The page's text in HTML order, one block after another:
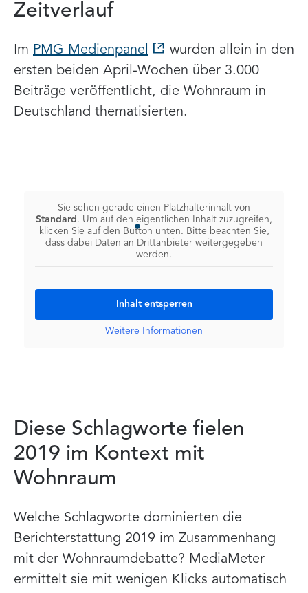
Zeitverlauf
Im PMG Medienpanel
wurden allein in den
ersten beiden April-Wochen über 3.000
Beiträge veröffentlicht, die Wohnraum in
Deutschland thematisierten.
Sie sehen gerade einen Platzhalterinhalt von
Standard . Um auf den eigentlichen Inhalt zuzugreifen,
klicken Sie auf den Button unten. Bitte beachten Sie,
dass dabei Daten an Drittanbieter weitergegeben
werden.
Inhalt entsperren
Weitere Informationen
Diese Schlagworte fielen
2019 im Kontext mit
Wohnraum
Welche Schlagworte dominierten die
Berichterstattung 2019 im Zusammenhang
mit der Wohnraumdebatte? MediaMeter
ermittelt sie mit wenigen Klicks automatisch